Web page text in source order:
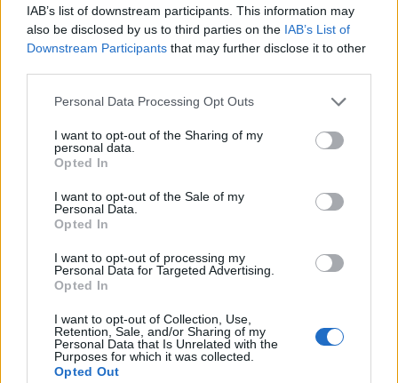
IAB’s list of downstream participants. This information may
also be disclosed by us to third parties on the IAB’s List of
Downstream Participants that may further disclose it to other
Please note that this website/app uses one or more Google
not limited to your visit or usage behaviour. You may click to
grant or deny consent to Google and its third-party tags to
use your data for below specified purposes in below Google
consent section.
Personal Data Processing Opt Outs
I want to opt-out of the Sharing of my
personal data.
Opted In
I want to opt-out of the Sale of my
Personal Data.
Opted In
I want to opt-out of processing my
Personal Data for Targeted Advertising.
Opted In
I want to opt-out of Collection, Use,
Retention, Sale, and/or Sharing of my
Personal Data that Is Unrelated with the
Purposes for which it was collected.
Opted Out
Le nuove Havaianas Kitten Heel debuttano a
Copenhagen: un mix di comfort e stile
LIFESTYLE
Look da ufficio estate 2026: consigli per un
abbigliamento fresco e professionale